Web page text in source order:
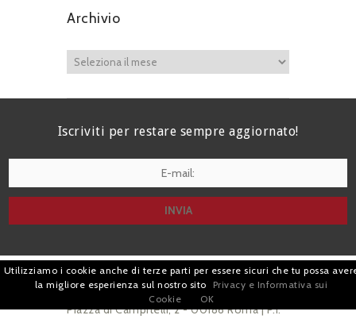
Archivio
Iscriviti per restare sempre aggiornato!
| Avv. Giacomo Romano |
Piazza di Campitelli, 2 - 00186 Roma | P.I.
Utilizziamo i cookie anche di terze parti per essere sicuri che tu possa
la migliore esperienza sul nostro sito
Privacy e Informativa sui
Cookie
OK